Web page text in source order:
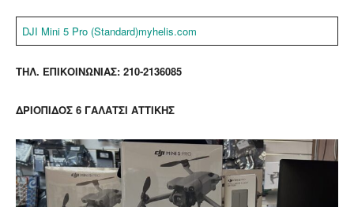
DJI Mini 5 Pro (Standard)myhelis.com
ΤΗΛ. ΕΠΙΚΟΙΝΩΝΙΑΣ: 210-2136085
ΔΡΙΟΠΙΔΟΣ 6 ΓΑΛΑΤΣΙ ΑΤΤΙΚΗΣ